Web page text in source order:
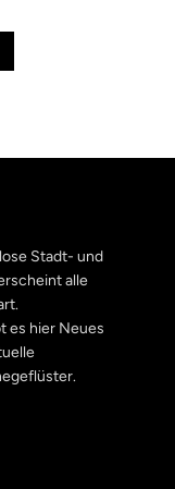
Stadt- und
alle
es hier Neues